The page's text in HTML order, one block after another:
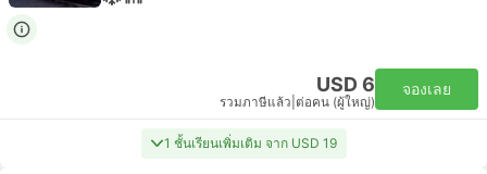
USD 6
รวมภาษีแล้ว ต่อคน (ผู้ใหญ่)
จองเลย
1 ชั้นเรียนเพิ่มเติม จาก USD 19